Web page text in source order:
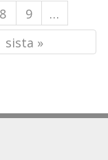
8 9
…
sista »